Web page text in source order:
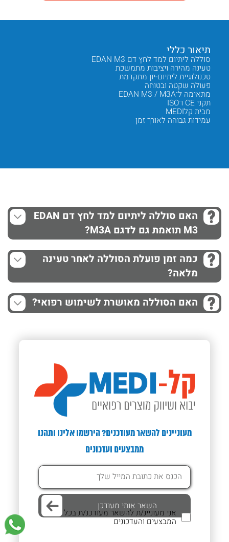
תיאור כללי
סוללה ליתיום למד לחץ דם EDAN M3
טעינה מהירה ויציבות מתמשכת
טכנולוגיית ליתיום-יון מתקדמת
פעולה שקטה ובטוחה
מתאימה ל־EDAN M3 / M3A
תקני CE ו־ISO
מבית קלMEDI
עמידות גבוהה לאורך זמן
האם סוללה ליתיום למד לחץ דם EDAN
M3 תואמת גם לדגם M3A?
כמה זמן פועלת הסוללה לאחר טעינה
מלאה?
האם הסוללה מאושרת לשימוש רפואי?
מעוניינים להשאר מעודכנים? הירשמו אלינו ותהנו
ממבצעים ועדכונים
אני מעוניינ/ת להשאר מעודכנ/ת בכל
המבצעים והעדכונים